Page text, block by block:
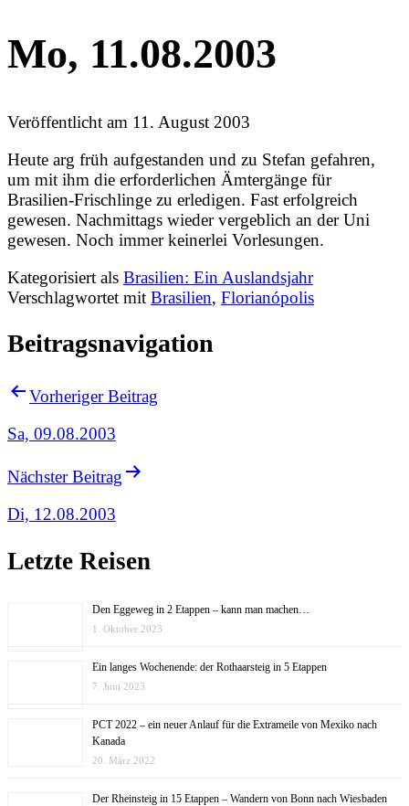
Mo, 11.08.2003
Veröffentlicht am 11. August 2003
Heute arg früh aufgestanden und zu Stefan gefahren,
um mit ihm die erforderlichen Ämtergänge für
Brasilien-Frischlinge zu erledigen. Fast erfolgreich
gewesen. Nachmittags wieder vergeblich an der Uni
gewesen. Noch immer keinerlei Vorlesungen.
Kategorisiert als Brasilien: Ein Auslandsjahr
Verschlagwortet mit Brasilien, Florianópolis
Beitragsnavigation
Vorheriger Beitrag
Sa, 09.08.2003
Nächster Beitrag
Di, 12.08.2003
Letzte Reisen
Den Eggeweg in 2 Etappen – kann man machen…
1. Oktober 2023
Ein langes Wochenende: der Rothaarsteig in 5 Etappen
7. Juni 2023
PCT 2022 – ein neuer Anlauf für die Extrameile von Mexiko nach
Kanada
20. März 2022
Der Rheinsteig in 15 Etappen – Wandern von Bonn nach Wiesbaden